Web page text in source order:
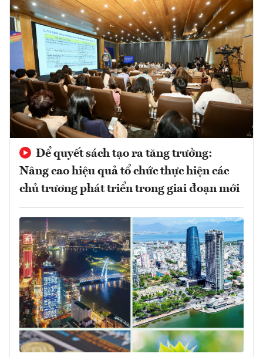
Để quyết sách tạo ra tăng trưởng:
Nâng cao hiệu quả tổ chức thực hiện các
chủ trương phát triển trong giai đoạn mới